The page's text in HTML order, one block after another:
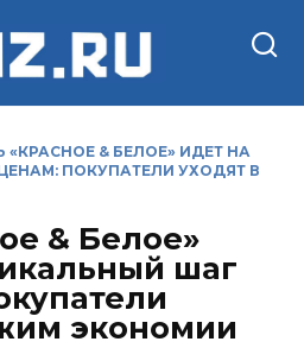
«КРАСНОЕ & БЕЛОЕ» ИДЕТ НА
ПОКУПАТЕЛИ УХОДЯТ В
& Белое»
шаг
экономии